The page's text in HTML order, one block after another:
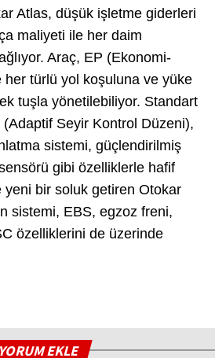
Atlas, düşük işletme giderleri
maliyeti ile her daim
Araç, EP (Ekonomi-
her türlü yol koşuluna ve yüke
tuşla yönetilebiliyor. Standart
Seyir Kontrol Düzeni),
sistemi, güçlendirilmiş
gibi özelliklerle hafif
yeni bir soluk getiren Otokar
sistemi, EBS, egzoz freni,
özelliklerini de üzerinde
YORUM EKLE